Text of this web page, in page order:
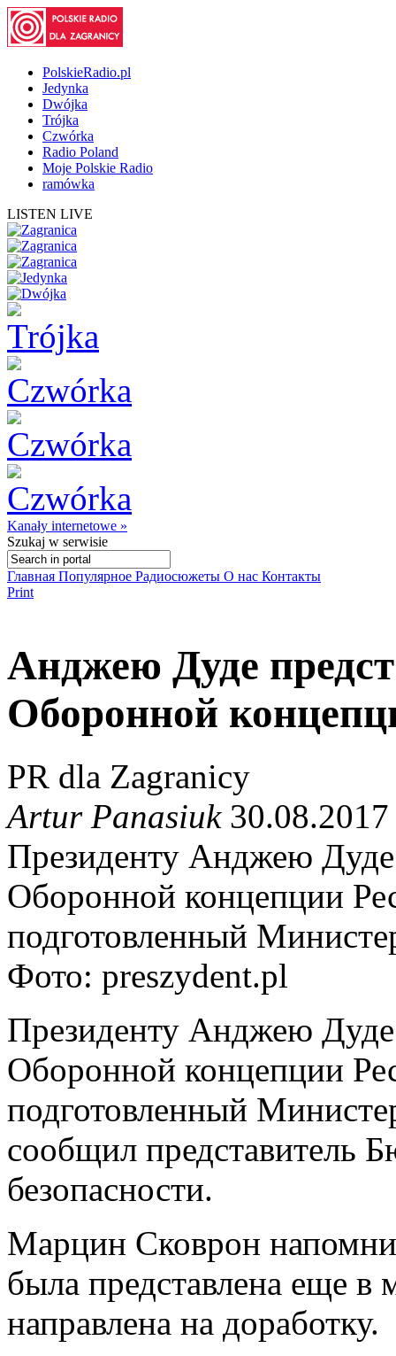
PolskieRadio.pl
Jedynka
Dwójka
Trójka
Czwórka
Radio Poland
Moje Polskie Radio
ramówka
LISTEN LIVE
Kanały internetowe »
Szukaj w serwisie
Главная Популярное Радиосюжеты О нас Контакты
Print
Анджею Дуде
Оборонной
PR dla Zagranicy
Artur Panasiuk30.08.2017
Президенту Анджею Дуде
Оборонной концепции
подготовленный
Фото: preszydent.pl
Президенту Анджею Дуде
Оборонной концепции
подготовленный
сообщил представитель
безопасности.
Марцин Сковрон
была представлена еще в
направлена на доработку.